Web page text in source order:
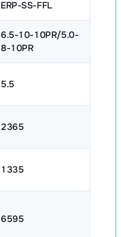
ERP-SS-FFL
6.5-10-10PR/5.0-
8-10PR
5.5
2365
1335
6595